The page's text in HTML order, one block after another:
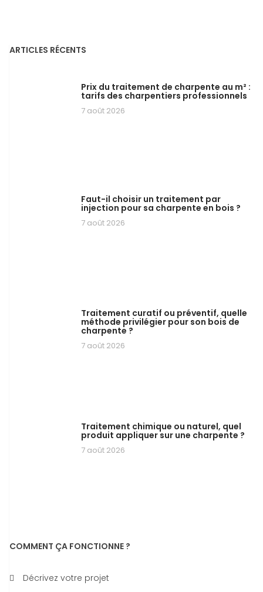
ARTICLES RÉCENTS
Prix du traitement de charpente au m² :
tarifs des charpentiers professionnels
7 août 2026
Faut-il choisir un traitement par
injection pour sa charpente en bois ?
7 août 2026
Traitement curatif ou préventif, quelle
méthode privilégier pour son bois de
charpente ?
7 août 2026
Traitement chimique ou naturel, quel
produit appliquer sur une charpente ?
7 août 2026
COMMENT ÇA FONCTIONNE ?
Décrivez votre projet